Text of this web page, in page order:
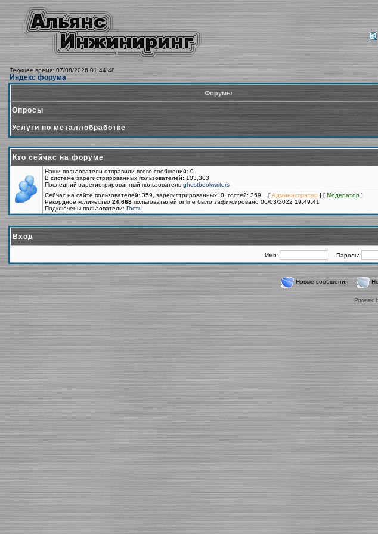
Текущее время: 07/08/2026 01:44:48
Индекс форума
Форумы
Опросы
Услуги по металлобработке
Кто сейчас на форуме
Наши пользователи отправили всего сообщений: 0
В системе зарегистрированных пользователей: 103,303
Последний зарегистрированный пользователь ghostbookwriters
Сейчас на сайте пользователей: 359, зарегистрированных: 0, гостей: 359. [ Администратор ] [ Модератор ]
Рекордное количество 24,668 пользователей online было зафиксировано 06/03/2022 19:49:41
Подключены пользователи: Гость
Вход
Имя: Пароль:
Новые сообщения
Powered